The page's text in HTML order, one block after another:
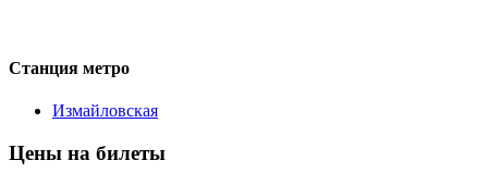
Станция метро
Измайловская
Цены на билеты